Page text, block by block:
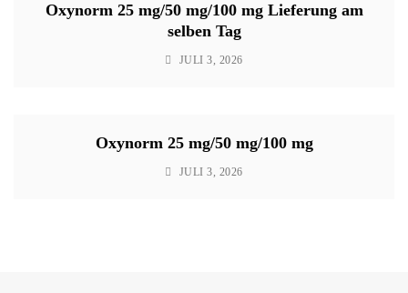
Oxynorm 25 mg/50 mg/100 mg Lieferung am
selben Tag
JULI 3, 2026
Oxynorm 25 mg/50 mg/100 mg
JULI 3, 2026